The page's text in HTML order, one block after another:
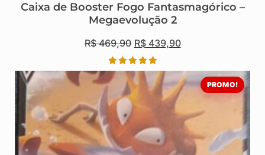
Caixa de Booster Fogo Fantasmagórico –
Megaevolução 2
R$469,90 R$439,90
PROMO!